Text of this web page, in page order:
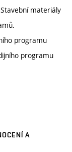
materiály
programu
programu
A